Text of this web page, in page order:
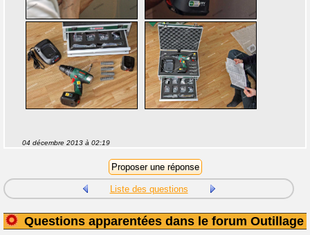
04 décembre 2013 à 02:19
Liste des questions
Questions apparentées dans le forum Outillage